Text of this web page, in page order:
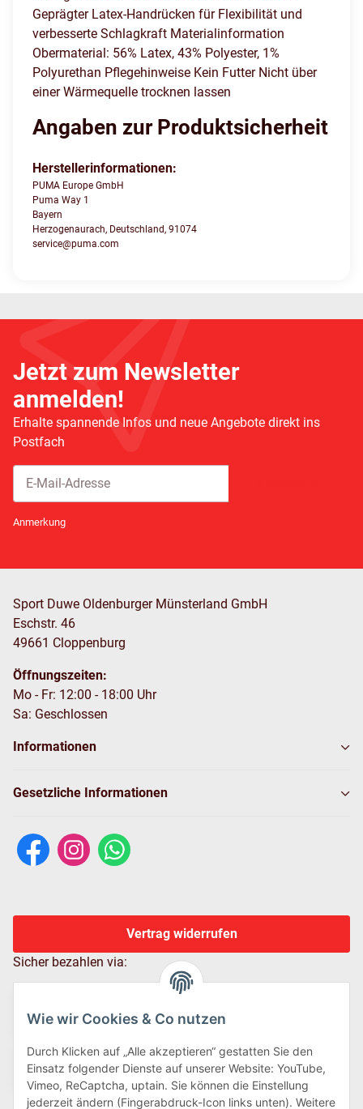
Wie wir Cookies & Co nutzen
Durch Klicken auf „Alle akzeptieren“ gestatten Sie den
Einsatz folgender Dienste auf unserer Website: YouTube,
Vimeo, ReCaptcha, uptain. Sie können die Einstellung
jederzeit ändern (Fingerabdruck-Icon links unten). Weitere
Geprägter Latex-Handrücken für Flexibilität und
verbesserte Schlagkraft Materialinformation
Obermaterial: 56% Latex, 43% Polyester, 1%
Polyurethan Pflegehinweise Kein Futter Nicht über
einer Wärmequelle trocknen lassen
Angaben zur Produktsicherheit
Herstellerinformationen:
PUMA Europe GmbH
Puma Way 1
Bayern
Herzogenaurach, Deutschland, 91074
service@puma.com
Jetzt zum Newsletter
anmelden!
Erhalte spannende Infos und neue Angebote direkt ins
Postfach
Anmerkung
Sport Duwe Oldenburger Münsterland GmbH
Eschstr. 46
49661 Cloppenburg
Öffnungszeiten:
Mo - Fr: 12:00 - 18:00 Uhr
Sa: Geschlossen
Informationen
Gesetzliche Informationen
Vertrag widerrufen
Sicher bezahlen via: